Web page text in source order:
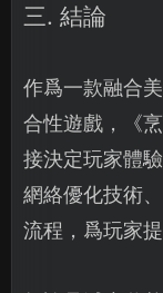
三. 結論
作爲一款融合
合性遊戲，《
接決定玩家體
網絡優化技術
流程，爲玩家